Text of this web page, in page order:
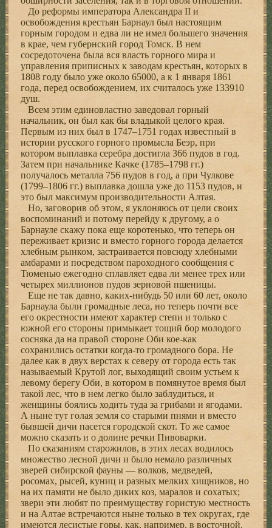
До реформы императора Александра II и
освобождения крестьян Барнаул был настоящим
горным городом и едва ли не имел большего значения
в крае, чем губернский город Томск. В нем
сосредоточена была вся власть горного мира и
управления приписных к заводам крестьян, которых в
1808 году было уже около 65000, а к 1 января 1861
года, перед освобождением, их считалось уже 133910
душ.
Всем этим единовластно заведовал горный
начальник, он был как бы владыкой целого края.
Первым из них был в 1747–1751 годах известный в
истории русского горного промысла Беэр, при
котором выплавка серебра достигла 366 пудов в год.
Затем при начальнике Качке (1785–1798 гг.)
получалось металла 756 пудов в год, а при Чулкове
(1799–1806 гг.) выплавка дошла уже до 1153 пудов, и
это был максимум производительности Алтая.
Но, заговорив об этом, я уклоняюсь от цели своих
воспоминаний и потому перейду к другому, а о
Барнауле скажу пока еще коротенько, что теперь он
переживает кризис и вместо горного города делается
хлебным рынком, застраивается повсюду хлебными
амбарами и посредством пароходного сообщения с
Тюменью ежегодно сплавляет едва ли менее трех или
четырех миллионов пудов зерновой пшеницы.
Еще не так давно, каких-нибудь 50 или 60 лет, около
Барнаула были громадные леса, но теперь почти все
его окрестности имеют характер степи и только с
южной его стороны примыкает тощий бор молодого
сосняка да на правой стороне Оби кое-как
сохранились остатки когда-то громадного бора. Не
далее как в двух верстах к северу от города есть так
называемый Крутой лог, выходящий своим устьем к
левому берегу Оби, в котором в помянутое время был
такой лес, что в нем легко было заблудиться, и
женщины боялись ходить туда за грибами и ягодами.
А ныне тут голая земля со старыми пнями и вместо
бывшей дичи пасется городской скот. То же самое
можно сказать и о долине речки Пивоварки.
По сказаниям старожилов, в этих лесах водилось
множество лесной дичи и было немало различных
зверей сибирской фауны — волков, медведей,
росомах, рысей, куниц и разных мелких хищников, но
на их памяти не было диких коз, маралов и сохатых;
звери эти любят по преимуществу гористую местность
и на Алтае встречаются ныне только в тех округах, где
имеются лесистые горы, как, например, в восточной,